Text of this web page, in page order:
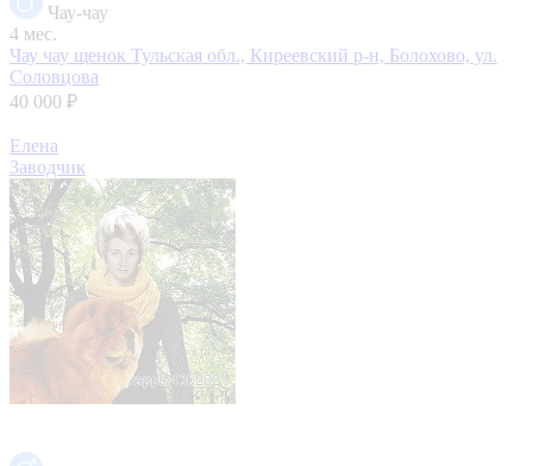
Чау-чау
4 мес.
Чау чау щенок Тульская обл., Киреевский р-н, Болохово, ул.
Соловцова
40 000 ₽
Елена
Заводчик